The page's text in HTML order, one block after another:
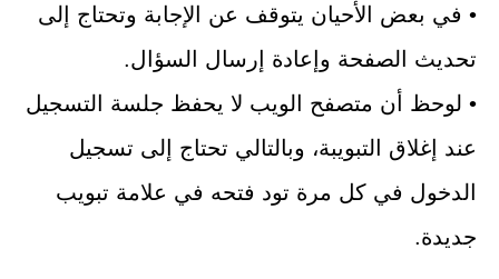
• في بعض الأحيان يتوقف عن الإجابة وتحتاج إلى
تحديث الصفحة وإعادة إرسال السؤال.
• لوحظ أن متصفح الويب لا يحفظ جلسة التسجيل
عند إغلاق التبويبة، وبالتالي تحتاج إلى تسجيل
الدخول في كل مرة تود فتحه في علامة تبويب
جديدة.